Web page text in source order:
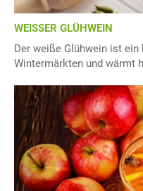
WEISSER GLÜHWEIN
Der weiße Glühwein ist
Wintermärkten und wärmt